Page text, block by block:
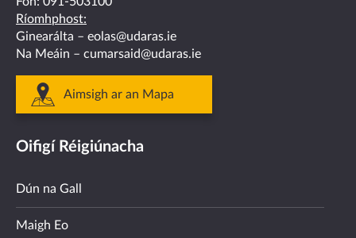
Ríomhphost:
Ginearálta – eolas@udaras.ie
Na Meáin – cumarsaid@udaras.ie
Aimsigh ar an Mapa
Oifigí Réigiúnacha
Dún na Gall
Maigh Eo